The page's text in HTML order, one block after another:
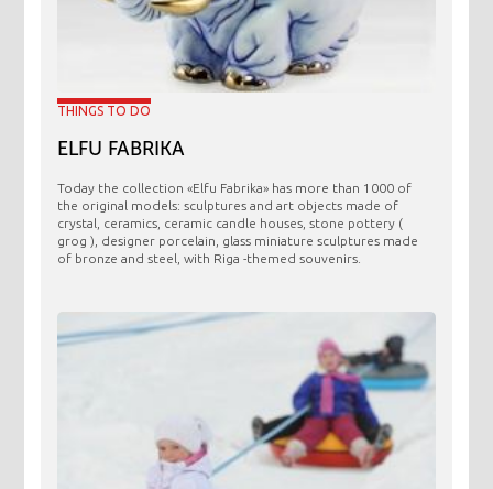
THINGS TO DO
ELFU FABRIKA
Today the collection «Elfu Fabrika» has more than 1000 of
the original models: sculptures and art objects made ​​of
crystal, ceramics, ceramic candle houses, stone pottery (
grog ), designer porcelain, glass miniature sculptures made
of bronze and steel, with Riga -themed souvenirs.